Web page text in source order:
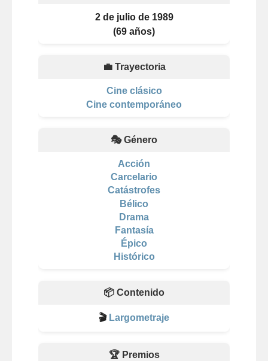
2 de julio de 1989
(69 años)
💼 Trayectoria
Cine clásico
Cine contemporáneo
🎭 Género
Acción
Carcelario
Catástrofes
Bélico
Drama
Fantasía
Épico
Histórico
📦 Contenido
🎬 Largometraje
🏆 Premios